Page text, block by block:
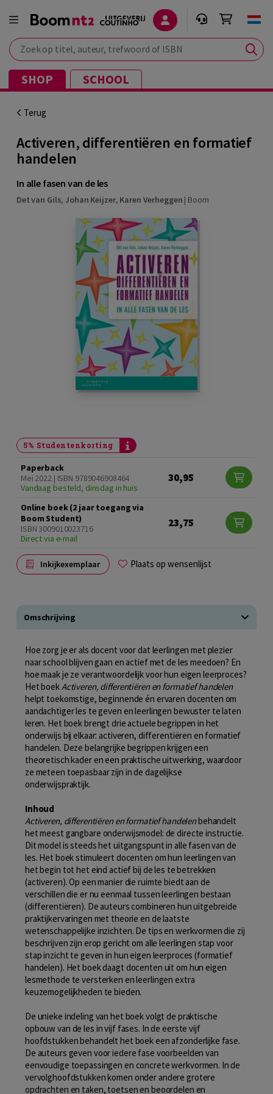
Zoek op titel, auteur, trefwoord of ISBN
SHOP SCHOOL
Terug
Activeren, differentiëren en formatief
handelen
In alle fasen van de les
Det van Gils,Johan Keijzer, Karen Verheggen | Boom
5% Studentenkorting
Paperback
Mei 2022 | ISBN 9789046908464
Vandaag besteld, dinsdag in huis
30,95
Online boek (2 jaar toegang via
Boom Student)
ISBN 3009010023716
Direct via e-mail
23,75
Inkijkexemplaar Plaats op wensenlijst
Omschrijving
Hoe zorg je er als docent voor dat leerlingen met plezier
naar school blijven gaan en actief met de les meedoen? En
hoe maak je ze verantwoordelijk voor hun eigen leerproces?
Het boekActiveren, differentiëren en formatief handelen
helpt toekomstige, beginnende én ervaren docenten om
aandachtiger les te geven en leerlingen bewuster te laten
leren. Het boek brengt drie actuele begrippen in het
onderwijs bij elkaar: activeren, differentiëren en formatief
handelen. Deze belangrijke begrippen krijgen een
theoretisch kader en een praktische uitwerking, waardoor
ze meteen toepasbaar zijn in de dagelijkse
onderwijspraktijk.
Inhoud
Activeren, differentiëren en formatief handelenbehandelt
het meest gangbare onderwijsmodel: de directe instructie.
Dit model is steeds het uitgangspunt in alle fasen van de
les. Het boek stimuleert docenten om hun leerlingen van
het begin tot het eind actief bij de les te betrekken
(activeren). Op een manier die ruimte biedt aan de
verschillen die er nu eenmaal tussen leerlingen bestaan
(differentiëren). De auteurs combineren hun uitgebreide
praktijkervaringen met theorie en de laatste
wetenschappelijke inzichten. De tips en werkvormen die zij
beschrijven zijn erop gericht om alle leerlingen stap voor
stap inzicht te geven in hun eigen leerproces (formatief
handelen). Het boek daagt docenten uit om hun eigen
lesmethode te versterken en leerlingen extra
keuzemogelijkheden te bieden.
De unieke indeling van het boek volgt de praktische
opbouw van de les in vijf fases. In de eerste vijf
hoofdstukken behandelt het boek een afzonderlijke fase.
De auteurs geven voor iedere fase voorbeelden van
eenvoudige toepassingen en concrete werkvormen. In de
vervolghoofdstukken komen onder andere grotere
opdrachten en taken, toetsen en beoordelen en